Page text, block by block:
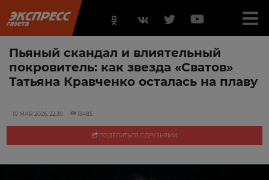
Пьяный скандал и влиятельный
покровитель: как звезда «Сватов»
Татьяна Кравченко осталась на плаву
10 МАЯ 2026, 22:30 13485
ПОДЕЛИТЬСЯ С ДРУЗЬЯМИ